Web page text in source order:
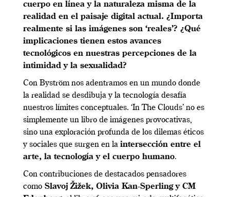
cuerpo en línea y la naturaleza misma de la
realidad en el paisaje digital actual. ¿Importa
realmente si las imágenes son ‘reales’? ¿Qué
implicaciones tienen estos avances
tecnológicos en nuestras percepciones de la
intimidad y la sexualidad?
Con Byström nos adentramos en un mundo donde
la realidad se desdibuja y la tecnología desafía
nuestros límites conceptuales. ‘In The Clouds’ no es
simplemente un libro de imágenes provocativas,
sino una exploración profunda de los dilemas éticos
y sociales que surgen en la intersección entre el
arte, la tecnología y el cuerpo humano.
Con contribuciones de destacados pensadores
como Slavoj Žižek, Olivia Kan-Sperling y CM